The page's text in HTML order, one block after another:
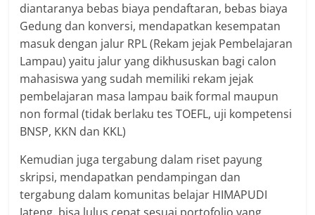
diantaranya bebas biaya pendaftaran, bebas biaya
Gedung dan konversi, mendapatkan kesempatan
masuk dengan jalur RPL (Rekam jejak Pembelajaran
Lampau) yaitu jalur yang dikhususkan bagi calon
mahasiswa yang sudah memiliki rekam jejak
pembelajaran masa lampau baik formal maupun
non formal (tidak berlaku tes TOEFL, uji kompetensi
BNSP, KKN dan KKL)
Kemudian juga tergabung dalam riset payung
skripsi, mendapatkan pendampingan dan
tergabung dalam komunitas belajar HIMAPUDI